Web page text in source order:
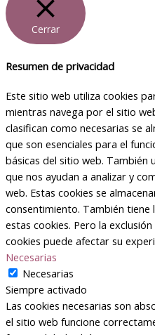
Cerrar
Resumen de privacidad
Este sitio web utiliza cookies
mientras navega por el sitio
clasifican como necesarias se
que son esenciales para el
básicas del sitio web. También
que nos ayudan a analizar y
web. Estas cookies se
consentimiento. También
estas cookies. Pero la
cookies puede afectar su
Necesarias
Necesarias
Siempre activado
Las cookies necesarias son
el sitio web funcione